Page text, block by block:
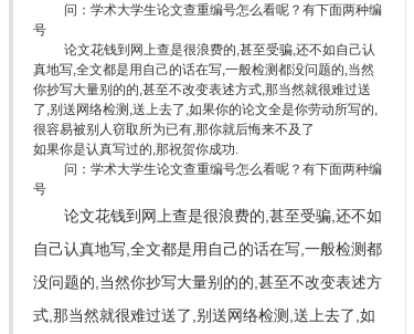
问：学术大学生论文查重编号怎么看呢？有下面两种编
号
论文花钱到网上查是很浪费的,甚至受骗,还不如自己认
真地写,全文都是用自己的话在写,一般检测都没问题的,当然
你抄写大量别的的,甚至不改变表述方式,那当然就很难过送
了,别送网络检测,送上去了,如果你的论文全是你劳动所写的,
很容易被别人窃取所为已有,那你就后悔来不及了
如果你是认真写过的,那祝贺你成功.
问：学术大学生论文查重编号怎么看呢？有下面两种编
号
论文花钱到网上查是很浪费的,甚至受骗,还不如
自己认真地写,全文都是用自己的话在写,一般检测都
没问题的,当然你抄写大量别的的,甚至不改变表述方
式,那当然就很难过送了,别送网络检测,送上去了,如